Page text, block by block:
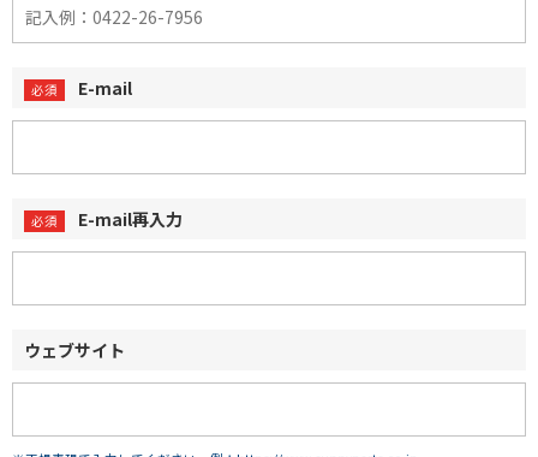
E-mail
E-mail再入力
ウェブサイト